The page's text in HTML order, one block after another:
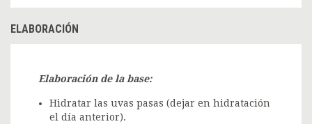
ELABORACIÓN
Elaboración de la base:
Hidratar las uvas pasas (dejar en hidratación
el día anterior).